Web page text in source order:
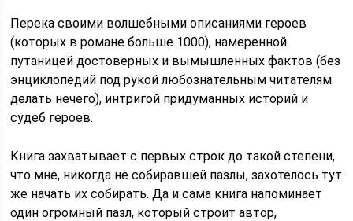
Перека своими волшебными описаниями героев
(которых в романе больше 1000), намеренной
путаницей достоверных и вымышленных фактов (без
энциклопедий под рукой любознательным читателям
делать нечего), интригой придуманных историй и
судеб героев.
Книга захватывает с первых строк до такой степени,
что мне, никогда не собиравшей пазлы, захотелось тут
же начать их собирать. Да и сама книга напоминает
один огромный пазл, который строит автор,